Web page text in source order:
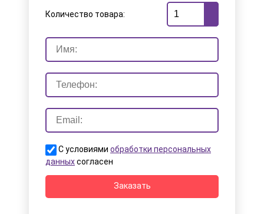
Количество товара:
С условиями обработки персональных
данныхсогласен
Заказать